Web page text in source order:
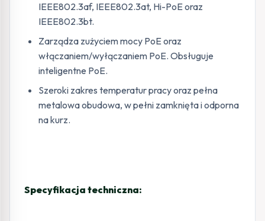
IEEE802.3af, IEEE802.3at, Hi-PoE oraz
IEEE802.3bt.
Zarządza zużyciem mocy PoE oraz
włączaniem/wyłączaniem PoE. Obsługuje
inteligentne PoE.
Szeroki zakres temperatur pracy oraz pełna
metalowa obudowa, w pełni zamknięta i odporna
na kurz.
Specyfikacja techniczna: